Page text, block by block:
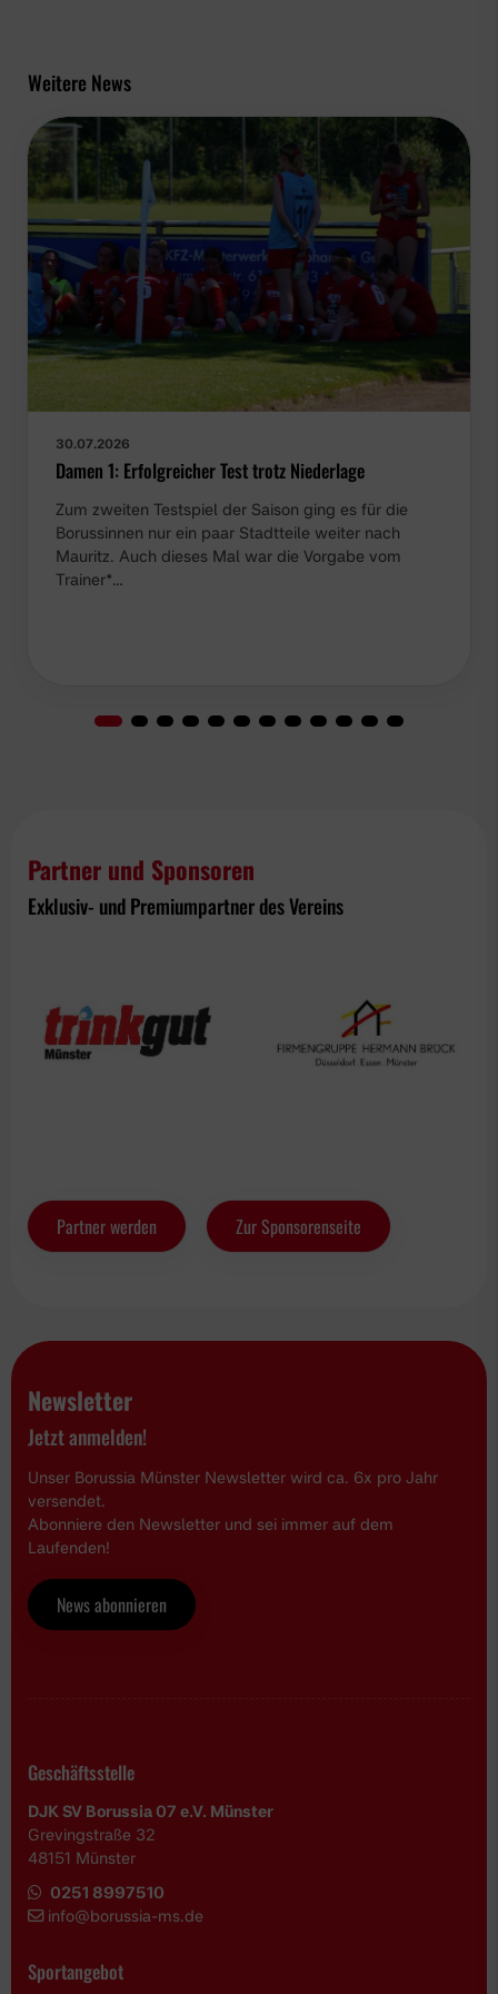
Weitere News
30.07.2026
Damen 1: Erfolgreicher Test trotz Niederlage
Zum zweiten Testspiel der Saison ging es für die
Borussinnen nur ein paar Stadtteile weiter nach
Mauritz. Auch dieses Mal war die Vorgabe vom
Trainer*…
Partner und Sponsoren
Exklusiv- und Premiumpartner des Vereins
Partner werden Zur Sponsorenseite
Newsletter
Jetzt anmelden!
Unser Borussia Münster Newsletter wird ca. 6x pro Jahr
versendet.
Abonniere den Newsletter und sei immer auf dem
Laufenden!
News abonnieren
Geschäftsstelle
DJK SV Borussia 07 e.V. Münster
Grevingstraße 32
48151 Münster
0251 8997510
info@borussia-ms.de
Sportangebot